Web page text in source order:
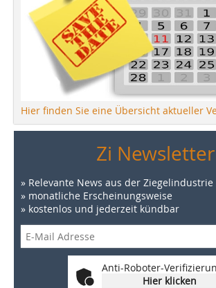
Hier finden Sie eine Übersicht aktueller
Zi Newsletter
» Relevante News aus der Ziegelindustrie
» monatliche Erscheinungsweise
» kostenlos und jederzeit kündbar
Anti-Roboter-
Hier klicken